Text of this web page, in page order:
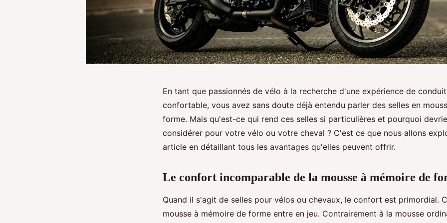
En tant que passionnés de vélo à la recherche d'une expérience de
confortable, vous avez sans doute déjà entendu parler des selles en
forme. Mais qu'est-ce qui rend ces selles si particulières et pourquoi
considérer pour votre vélo ou votre cheval ? C'est ce que nous allons
article en détaillant tous les avantages qu'elles peuvent offrir.
Le confort incomparable de la mousse à mémoire de
Quand il s'agit de selles pour vélos ou chevaux, le confort est primordial.
mousse à mémoire de forme entre en jeu. Contrairement à la mousse